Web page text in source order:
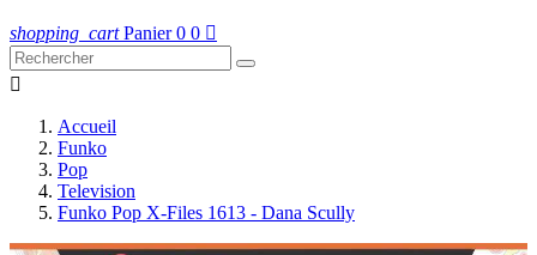
shopping_cart Panier 0 0 

Accueil
Funko
Pop
Television
Funko Pop X-Files 1613 - Dana Scully